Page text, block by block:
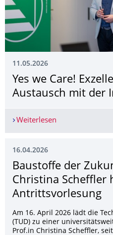
11.05.2026
Yes we Care!
Austausch mit der
Weiterlesen
16.04.2026
Baustoffe der
Christina Scheffler
Antrittsvorlesung
Am 16. April 2026 lädt die
(TUD) zu einer
Prof.in Christina Scheffler,